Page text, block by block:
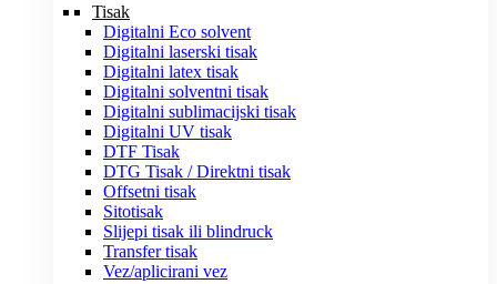
Tisak
Digitalni Eco solvent
Digitalni laserski tisak
Digitalni latex tisak
Digitalni solventni tisak
Digitalni sublimacijski tisak
Digitalni UV tisak
DTF Tisak
DTG Tisak / Direktni tisak
Offsetni tisak
Sitotisak
Slijepi tisak ili blindruck
Transfer tisak
Vez/aplicirani vez